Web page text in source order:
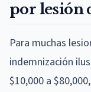
por lesión
Para muchas
indemnización
$10,000 a